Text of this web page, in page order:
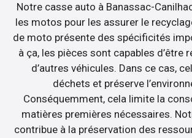
Notre casse auto à Banassac-
les motos pour les assurer le
de moto présente des spécificités
à ça, les pièces sont capables d’être
d’autres véhicules. Dans ce cas,
déchets et préserve
Conséquemment, cela limite la
matières premières nécessaires.
contribue à la préservation des